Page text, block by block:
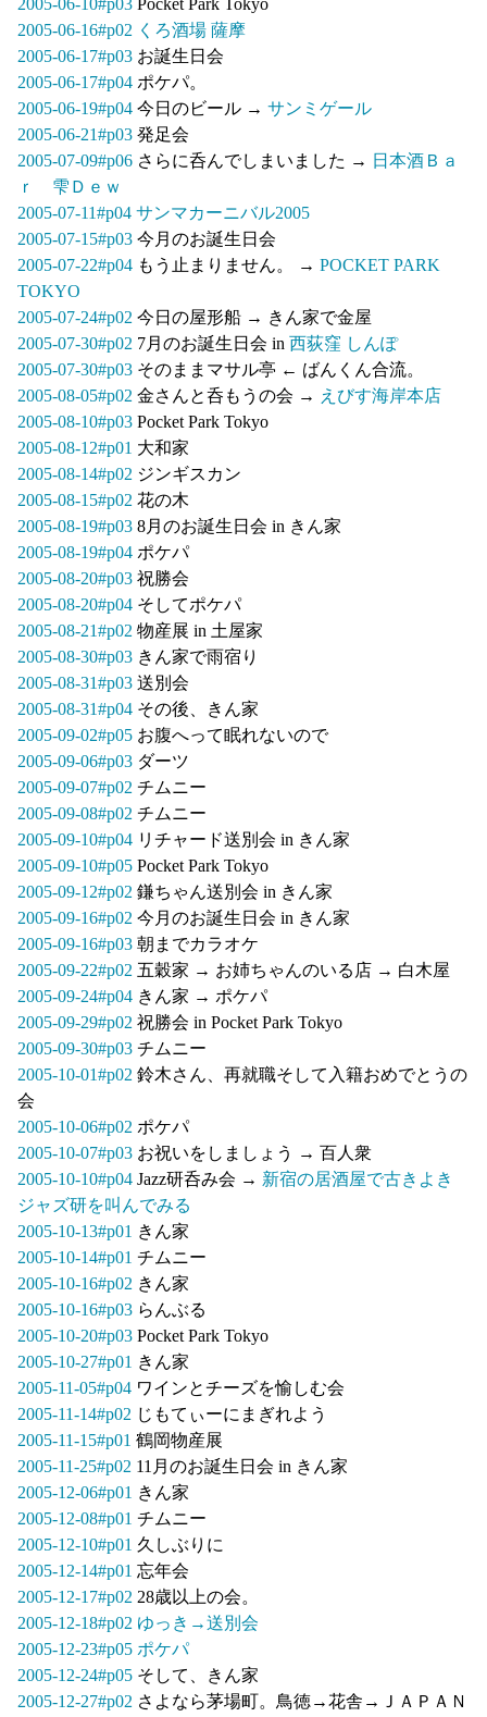
2005-06-10#p03 Pocket Park Tokyo
2005-06-16#p02 くろ酒場 薩摩
2005-06-17#p03 お誕生日会
2005-06-17#p04 ポケパ。
2005-06-19#p04 今日のビール → サンミゲール
2005-06-21#p03 発足会
2005-07-09#p06 さらに呑んでしまいました → 日本酒Ｂａ
ｒ 雫Ｄｅｗ
2005-07-11#p04 サンマカーニバル2005
2005-07-15#p03 今月のお誕生日会
2005-07-22#p04 もう止まりません。 → POCKET PARK
TOKYO
2005-07-24#p02 今日の屋形船 → きん家で金屋
2005-07-30#p02 7月のお誕生日会 in 西荻窪 しんぽ
2005-07-30#p03 そのままマサル亭 ← ばんくん合流。
2005-08-05#p02 金さんと呑もうの会 → えびす海岸本店
2005-08-10#p03 Pocket Park Tokyo
2005-08-12#p01 大和家
2005-08-14#p02 ジンギスカン
2005-08-15#p02 花の木
2005-08-19#p03 8月のお誕生日会 in きん家
2005-08-19#p04 ポケパ
2005-08-20#p03 祝勝会
2005-08-20#p04 そしてポケパ
2005-08-21#p02 物産展 in 土屋家
2005-08-30#p03 きん家で雨宿り
2005-08-31#p03 送別会
2005-08-31#p04 その後、きん家
2005-09-02#p05 お腹へって眠れないので
2005-09-06#p03 ダーツ
2005-09-07#p02 チムニー
2005-09-08#p02 チムニー
2005-09-10#p04 リチャード送別会 in きん家
2005-09-10#p05 Pocket Park Tokyo
2005-09-12#p02 鎌ちゃん送別会 in きん家
2005-09-16#p02 今月のお誕生日会 in きん家
2005-09-16#p03 朝までカラオケ
2005-09-22#p02 五穀家 → お姉ちゃんのいる店 → 白木屋
2005-09-24#p04 きん家 → ポケパ
2005-09-29#p02 祝勝会 in Pocket Park Tokyo
2005-09-30#p03 チムニー
2005-10-01#p02 鈴木さん、再就職そして入籍おめでとうの
会
2005-10-06#p02 ポケパ
2005-10-07#p03 お祝いをしましょう → 百人衆
2005-10-10#p04 Jazz研呑み会 → 新宿の居酒屋で古きよき
ジャズ研を叫んでみる
2005-10-13#p01 きん家
2005-10-14#p01 チムニー
2005-10-16#p02 きん家
2005-10-16#p03 らんぶる
2005-10-20#p03 Pocket Park Tokyo
2005-10-27#p01 きん家
2005-11-05#p04 ワインとチーズを愉しむ会
2005-11-14#p02 じもてぃーにまぎれよう
2005-11-15#p01 鶴岡物産展
2005-11-25#p02 11月のお誕生日会 in きん家
2005-12-06#p01 きん家
2005-12-08#p01 チムニー
2005-12-10#p01 久しぶりに
2005-12-14#p01 忘年会
2005-12-17#p02 28歳以上の会。
2005-12-18#p02 ゆっき→送別会
2005-12-23#p05 ポケパ
2005-12-24#p05 そして、きん家
2005-12-27#p02 さよなら茅場町。鳥徳→花舎→ＪＡＰＡＮ